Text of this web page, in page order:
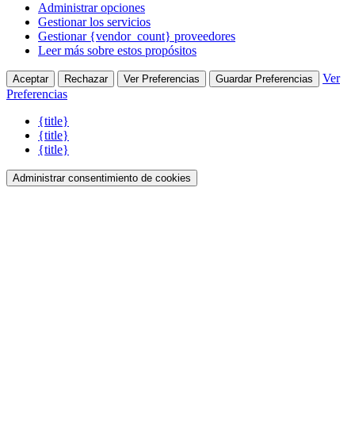
Administrar opciones
Gestionar los servicios
Gestionar {vendor_count} proveedores
Leer más sobre estos propósitos
Aceptar Rechazar Ver Preferencias Guardar Preferencias
Ver
Preferencias
{title}
{title}
{title}
Administrar consentimiento de cookies